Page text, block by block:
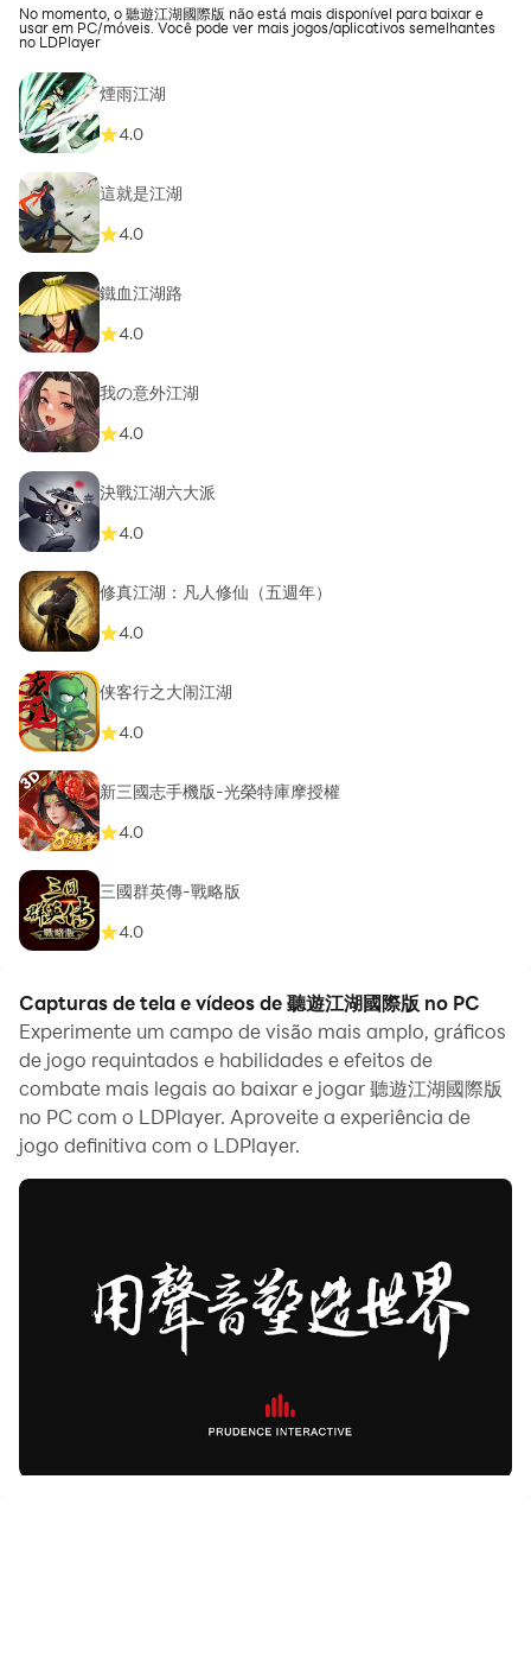
No momento, o 聽遊江湖國際版 não está mais disponível para baixar e
usar em PC/móveis. Você pode ver mais jogos/aplicativos semelhantes
no LDPlayer
煙雨江湖
4.0
這就是江湖
4.0
鐵血江湖路
4.0
我の意外江湖
4.0
決戰江湖六大派
4.0
修真江湖：凡人修仙（五週年）
4.0
侠客行之大闹江湖
4.0
新三國志手機版-光榮特庫摩授權
4.0
三國群英傳-戰略版
4.0
Capturas de tela e vídeos de 聽遊江湖國際版 no PC
Experimente um campo de visão mais amplo, gráficos
de jogo requintados e habilidades e efeitos de
combate mais legais ao baixar e jogar 聽遊江湖國際版
no PC com o LDPlayer. Aproveite a experiência de
jogo definitiva com o LDPlayer.